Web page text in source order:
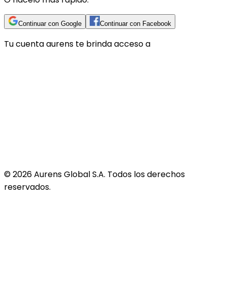
Continuar con Google Continuar con Facebook
Tu cuentaaurens te brinda acceso a
©2026Aurens Global S.A. Todos los derechos
reservados.